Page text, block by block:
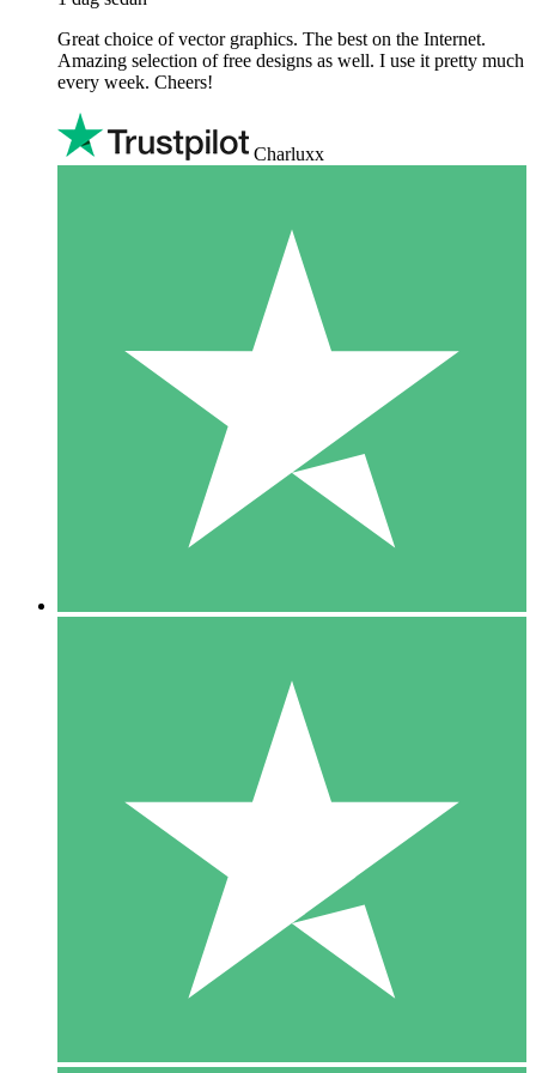
Great choice of vector graphics. The best on the Internet.
Amazing selection of free designs as well. I use it pretty much
every week. Cheers!
Charluxx